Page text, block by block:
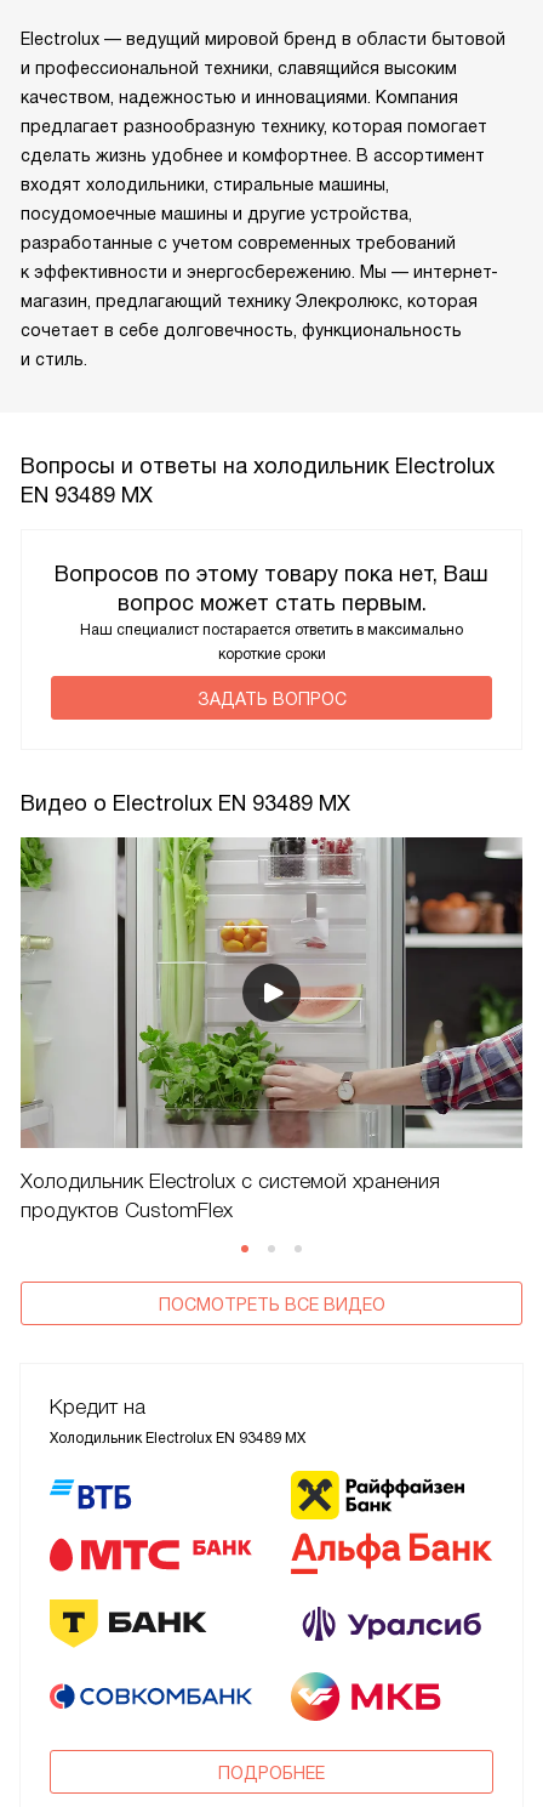
Electrolux — ведущий мировой бренд в области бытовой
и профессиональной техники, славящийся высоким
качеством, надежностью и инновациями. Компания
предлагает разнообразную технику, которая помогает
сделать жизнь удобнее и комфортнее. В ассортимент
входят холодильники, стиральные машины,
посудомоечные машины и другие устройства,
разработанные с учетом современных требований
к эффективности и энергосбережению. Мы — интернет-
магазин, предлагающий технику Элекролюкс, которая
сочетает в себе долговечность, функциональность
и стиль.
Вопросы и ответы на холодильник Electrolux
EN 93489 MX
Вопросов по этому товару пока нет, Ваш
вопрос может стать первым.
Наш специалист постарается ответить в максимально
короткие сроки
ЗАДАТЬ ВОПРОС
Видео о Electrolux EN 93489 MX
Холодильник Electrolux c системой хранения
продуктов CustomFlex
ПОСМОТРЕТЬ ВСЕ ВИДЕО
Кредит на
Холодильник Electrolux EN 93489 MX
ПОДРОБНЕЕ